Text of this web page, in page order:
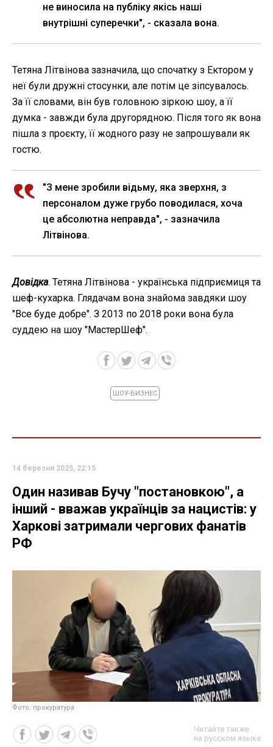
не виносила на публіку якісь наші
внутрішні суперечки", - сказала вона.
Тетяна Літвінова зазначила, що спочатку з Ектором у
неї були дружні стосунки, але потім це зіпсувалось.
За її словами, він був головною зіркою шоу, а її
думка - завжди була другорядною. Після того як вона
пішла з проєкту, її жодного разу не запрошували як
гостю.
"З мене зробили відьму, яка зверхня, з
персоналом дуже грубо поводилася, хоча
це абсолютна неправда", - зазначила
Літвінова.
Довідка. Тетяна Літвінова - українська підприємиця та
шеф-кухарка. Глядачам вона знайома завдяки шоу
"Все буде добре". З 2013 по 2018 роки вона була
суддею на шоу "МастерШеф".
ШОУ-БИЗНЕС
14 березня 2025, 22:15
Один називав Бучу "постановкою", а
інший - вважав українців за нацистів: у
Харкові затримали чергових фанатів
РФ
Фото: прокуратура
Читайте также
на русском языке